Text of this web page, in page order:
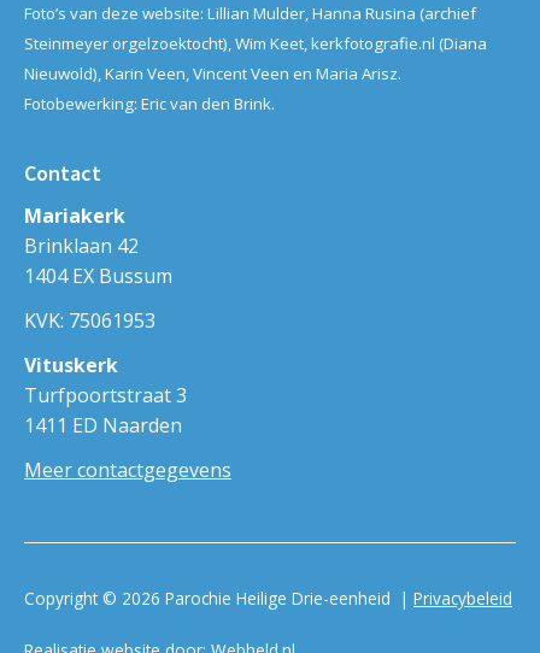
Foto’s van deze website: Lillian Mulder, Hanna Rusina (archief
Steinmeyer orgelzoektocht), Wim Keet, kerkfotografie.nl (Diana
Nieuwold), Karin Veen, Vincent Veen en Maria Arisz.
Fotobewerking: Eric van den Brink.
Contact
Mariakerk
Brinklaan 42
1404 EX Bussum
KVK: 75061953
Vituskerk
Turfpoortstraat 3
1411 ED Naarden
Meer contactgegevens
Copyright © 2026 Parochie Heilige Drie-eenheid | Privacybeleid